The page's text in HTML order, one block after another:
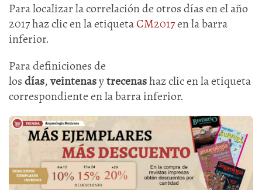
Para localizar la correlación de otros días en el año
2017 haz clic en la etiquetaCM2017en la barra
inferior.
Para definiciones de
losdías,veintenasytrecenashaz clic en la etiqueta
correspondiente en la barra inferior.